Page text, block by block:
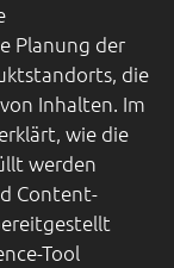
Planung der
die
Inhalten. Im
wie die
werden
Content-
Tool